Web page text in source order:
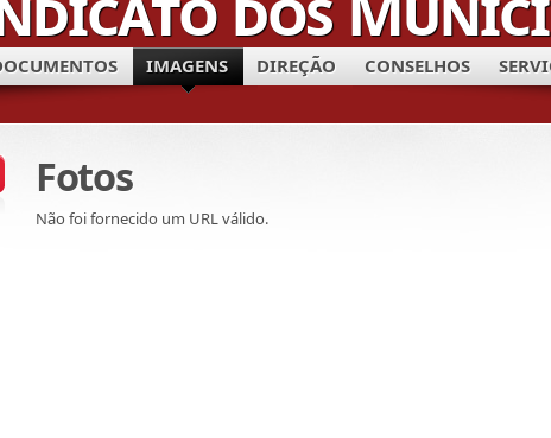
IMAGENS DIREÇÃO CONSELHOS
Fotos
Não foi fornecido um URL válido.